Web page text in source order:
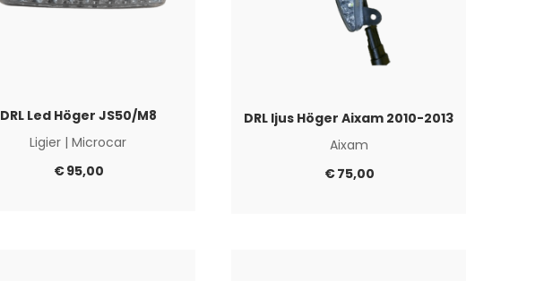
DRL Led Höger JS50/M8
Ligier |Microcar
€95,00
DRL ljus Höger Aixam 2010-2013
Aixam
€75,00